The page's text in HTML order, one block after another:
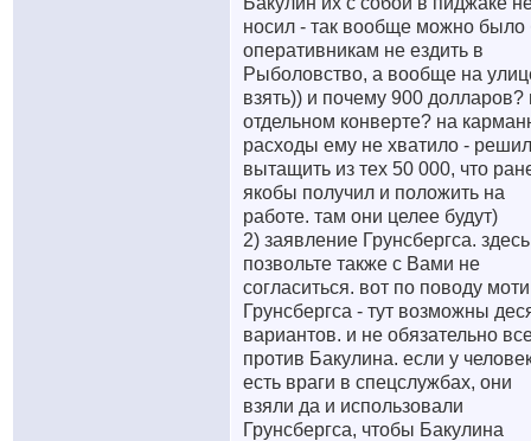
носил - так вообще можно
оперативникам не ездить в
Рыболовство, а вообще на
взять)) и почему 900 долларов?
отдельном конверте? на
расходы ему не хватило - решил
вытащить из тех 50 000, что
якобы получил и положить на
работе. там они целее будут)
2) заявление Грунсбергса. здесь
позвольте также с Вами не
согласиться. вот по поводу
Грунсбергса - тут возможны
вариантов. и не обязательно
против Бакулина. если у
есть враги в спецслужбах, они
взяли да и использовали
Грунсбергса, чтобы Бакулина